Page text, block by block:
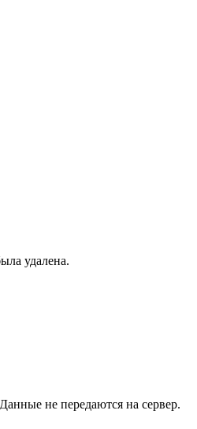
удалена.
не передаются на сервер.